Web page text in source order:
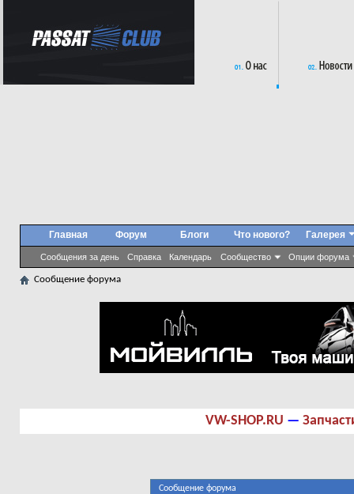
Главная Форум
Сообщения за день Справка Календарь Сообщество Опции форума
Блоги Что нового? Галерея
Сообщение форума
VW-SHOP.RU —
Сообщение форума